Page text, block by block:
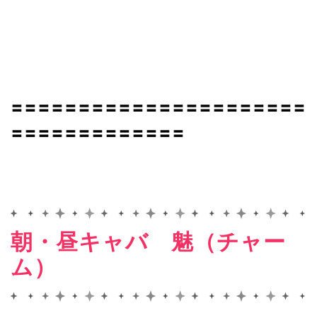
〓〓〓〓〓〓〓〓〓〓〓〓〓〓〓〓〓〓〓〓〓〓
〓〓〓〓〓〓〓〓〓〓〓〓〓
朝・昼キャバ 魅（チャー
ム）